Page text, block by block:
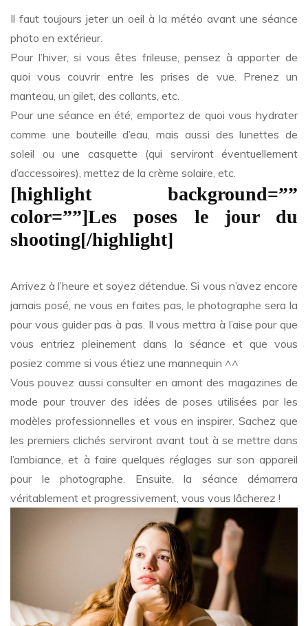
Il faut toujours jeter un oeil à la météo avant une séance
photo en extérieur.
Pour l’hiver, si vous êtes frileuse, pensez à apporter de
quoi vous couvrir entre les prises de vue. Prenez un
manteau, un gilet, des collants, etc.
Pour une séance en été, emportez de quoi vous hydrater
comme une bouteille d’eau, mais aussi des lunettes de
soleil ou une casquette (qui serviront éventuellement
d’accessoires), mettez de la crème solaire, etc.
[highlight background=””
color=””]Les poses le jour du
shooting[/highlight]
Arrivez à l’heure et soyez détendue. Si vous n’avez encore
jamais posé, ne vous en faites pas, le photographe sera la
pour vous guider pas à pas. Il vous mettra à l’aise pour que
vous entriez pleinement dans la séance et que vous
posiez comme si vous étiez une mannequin ^^
Vous pouvez aussi consulter en amont des magazines de
mode pour trouver des idées de poses utilisées par les
modèles professionnelles et vous en inspirer. Sachez que
les premiers clichés serviront avant tout à se mettre dans
l’ambiance, et à faire quelques réglages sur son appareil
pour le photographe. Ensuite, la séance démarrera
véritablement et progressivement, vous vous lâcherez !